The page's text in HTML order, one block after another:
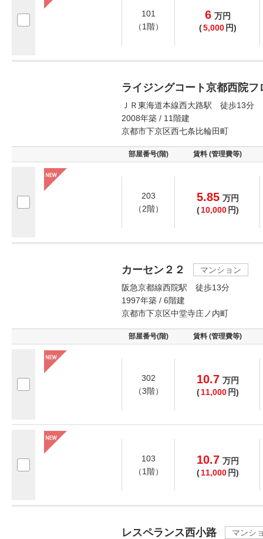
101
（1階）
6 万円
(5,000 円)
ライジングコート京都西院
ＪＲ東海道本線西大路駅 徒歩13分
2008年築 / 11階建
京都市下京区西七条比輪田町
部屋番号(階) 賃料 (管理費等)
203
（2階）
5.85 万円
( 10,000 円)
カーセン２２
マンション
阪急京都線西院駅 徒歩13分
1997年築 / 6階建
京都市下京区中堂寺庄ノ内町
部屋番号(階) 賃料 (管理費等)
302
（3階）
10.7 万円
( 11,000 円)
103
（1階）
10.7 万円
( 11,000 円)
レスペランス西小路
マンシ